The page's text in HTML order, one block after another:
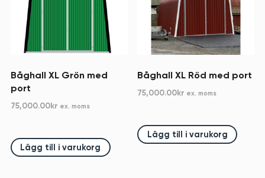
Båghall XL Grön med
port
75,000.00kr ex. moms
Lägg till i varukorg
Båghall XL Röd med port
75,000.00kr ex. moms
Lägg till i varukorg